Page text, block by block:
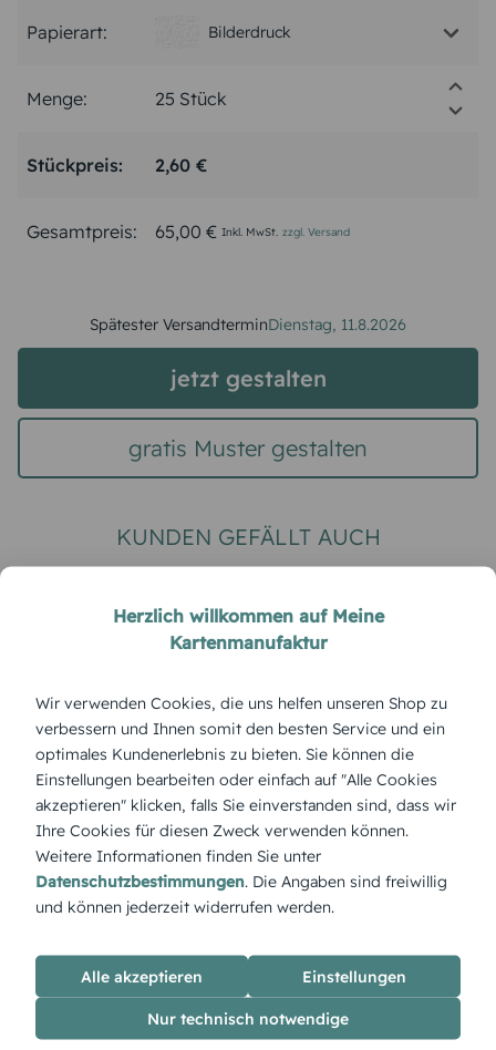
Papierart: Bilderdruck
Menge:
Stückpreis: 2,60 €
Gesamtpreis: 65,00 € Inkl. MwSt. zzgl. Versand
Spätester VersandterminDienstag, 11.8.2026
jetzt gestalten
gratis Muster gestalten
KUNDEN GEFÄLLT AUCH
WEIHNACHTEN
Weihnachtsmenükarte
Hirsch
Weihnachtsmenükarte
Schnörkelhirsch
Produktbeschreibung
'Linienbaum' – modern, klar und doch festlich. Schlichte
Linien formen einen stilvollen Weihnachtsbaum, der Eleganz
Herzlich willkommen auf Meine
Kartenmanufaktur
Wir verwenden Cookies, die uns helfen unseren Shop zu
verbessern und Ihnen somit den besten Service und ein
optimales Kundenerlebnis zu bieten. Sie können die
Einstellungen bearbeiten oder einfach auf "Alle Cookies
akzeptieren" klicken, falls Sie einverstanden sind, dass wir
Ihre Cookies für diesen Zweck verwenden können.
Weitere Informationen finden Sie unter
Datenschutzbestimmungen. Die Angaben sind freiwillig
und können jederzeit widerrufen werden.
Alle akzeptieren Einstellungen
Nur technisch notwendige